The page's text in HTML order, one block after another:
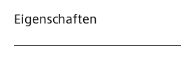
Eigenschaften